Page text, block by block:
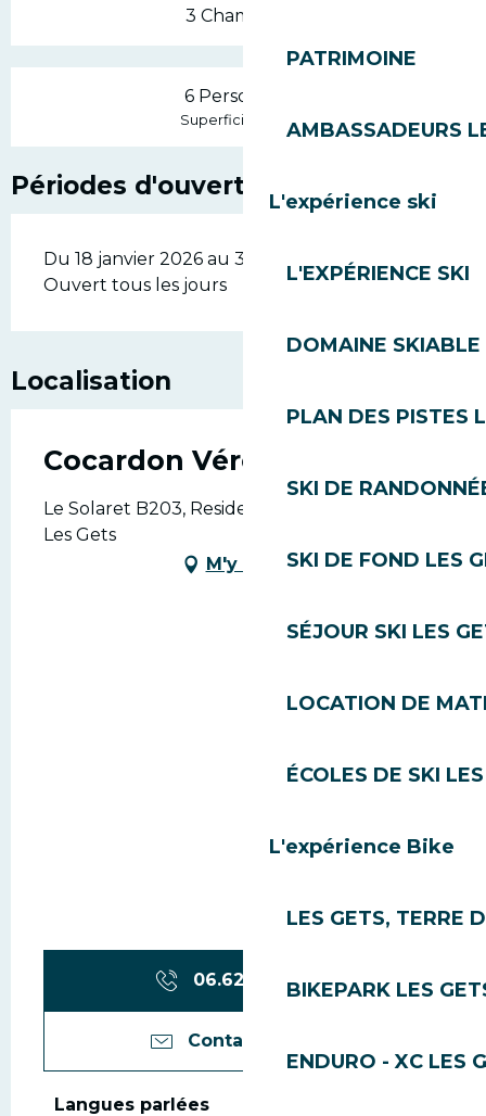
PATRIMOINE
AMBASSADEURS
L'expérience ski
L'EXPÉRIENCE SKI
DOMAINE SKIABLE
PLAN DES PISTES
SKI DE
SKI DE FOND LES
SÉJOUR SKI LES
LOCATION DE
ÉCOLES DE SKI
L'expérience Bike
LES GETS, TERRE
BIKEPARK LES
ENDURO - XC LES
3 Chambre(s)
6 Personne(s)
Superficie : 80 m
Périodes d'ouverture
Du 18 janvier 2026 au 31 décembre 2026 -
Ouvert tous les jours
Localisation
Cocardon Véronique
Le Solaret B203, Residence le Solaret, 74260
Les Gets
M'y rendre
06.62.73.42.▒▒
Contactez-nous
Langues parlées
Langues parlées